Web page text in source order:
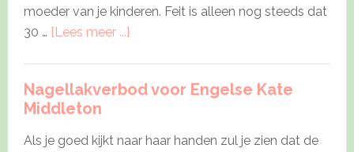
moeder van je kinderen. Feit is alleen nog steeds dat
30 … [Lees meer ...]about
elke
Nagellakverbod voor Engelse Kate
Middleton
Als je goed kijkt naar haar handen zul je zien dat de